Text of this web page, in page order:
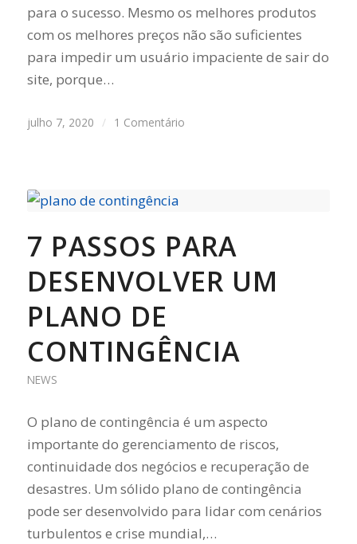
para o sucesso. Mesmo os melhores produtos
com os melhores preços não são suficientes
para impedir um usuário impaciente de sair do
site, porque…
julho 7, 2020 / 1 Comentário
7 PASSOS PARA
DESENVOLVER UM
PLANO DE
CONTINGÊNCIA
NEWS
O plano de contingência é um aspecto
importante do gerenciamento de riscos,
continuidade dos negócios e recuperação de
desastres. Um sólido plano de contingência
pode ser desenvolvido para lidar com cenários
turbulentos e crise mundial,…